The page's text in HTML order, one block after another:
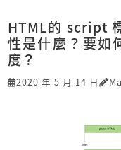
HTML的 script
性是什麼？要如
度？
2020 年 5 月 14 日